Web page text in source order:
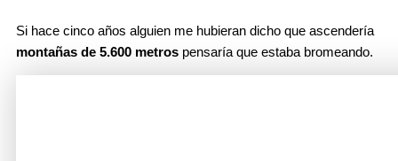
Si hace cinco años alguien me hubieran dicho que ascendería
montañas de 5.600 metros pensaría que estaba bromeando.